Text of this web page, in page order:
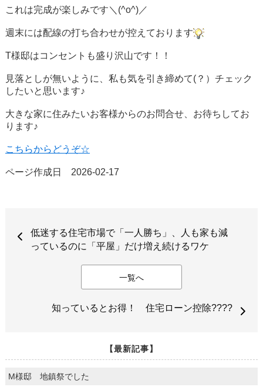
これは完成が楽しみです＼(^o^)／
週末には配線の打ち合わせが控えております
T様邸はコンセントも盛り沢山です！！
見落としが無いように、私も気を引き締めて(？）チェック
したいと思います♪
大きな家に住みたいお客様からのお問合せ、お待ちしてお
ります♪
こちらからどうぞ☆
ページ作成日 2026-02-17
低迷する住宅市場で「一人勝ち」、人も家も減
っているのに「平屋」だけ増え続けるワケ
一覧へ
知っているとお得！ 住宅ローン控除????
【最新記事】
M様邸 地鎮祭でした